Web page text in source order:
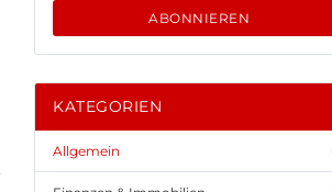
ABONNIEREN
KATEGORIEN
Allgemein